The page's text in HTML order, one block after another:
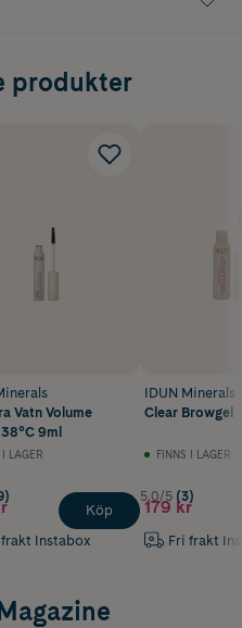
produkter
Vatn Volume
9ml
I LAGER
Instabox
Köp
IDUN Minerals
Clear Browgel
FINNS I LAGER
5.0/5 (3)
179 kr
Fri frakt